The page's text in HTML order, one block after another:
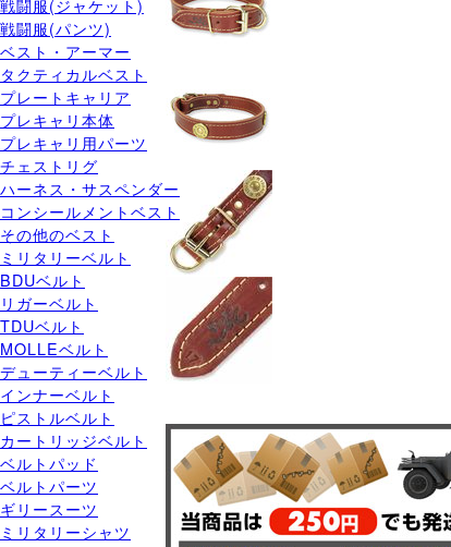
戦闘服(ジャケット)
戦闘服(パンツ)
ベスト・アーマー
タクティカルベスト
プレートキャリア
プレキャリ本体
プレキャリ用パーツ
チェストリグ
ハーネス・サスペンダー
コンシールメントベスト
その他のベスト
ミリタリーベルト
BDUベルト
リガーベルト
TDUベルト
MOLLEベルト
デューティーベルト
インナーベルト
ピストルベルト
カートリッジベルト
ベルトパッド
ベルトパーツ
ギリースーツ
ミリタリーシャツ